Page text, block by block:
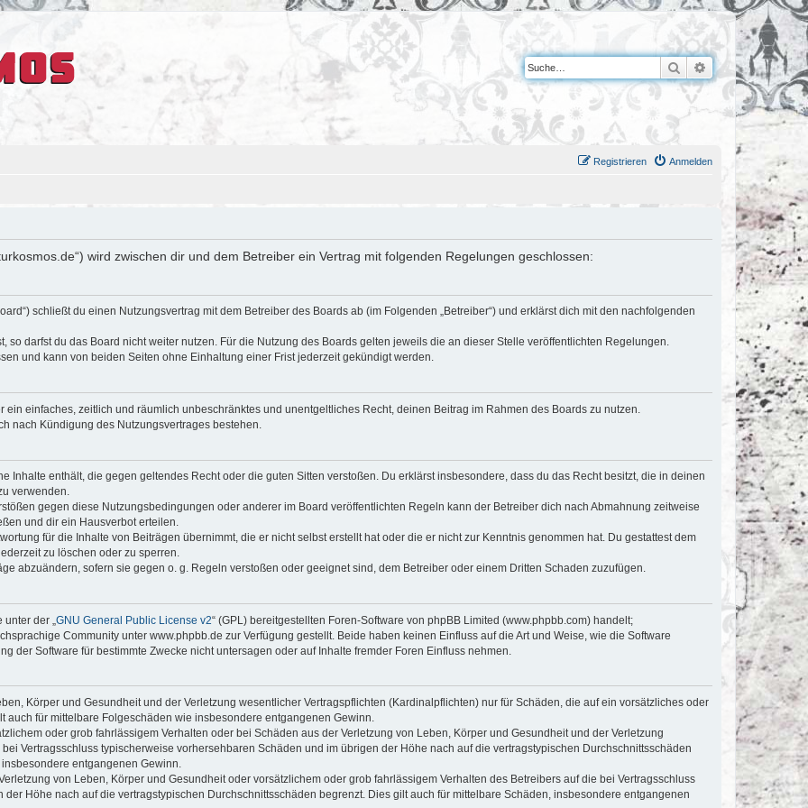
Suche Erweiterte Suche
Anmelden
Registrieren
wird zwischen dir und dem Betreiber ein Vertrag mit folgenden Regelungen geschlossen:
schließt du einen Nutzungsvertrag mit dem Betreiber des Boards ab (im Folgenden „Betreiber“) und erklärst dich mit den nachfolgenden
so darfst du das Board nicht weiter nutzen. Für die Nutzung des Boards gelten jeweils die an dieser Stelle veröffentlichten Regelungen.
und kann von beiden Seiten ohne Einhaltung einer Frist jederzeit gekündigt werden.
einfaches, zeitlich und räumlich unbeschränktes und unentgeltliches Recht, deinen Beitrag im Rahmen des Boards zu nutzen.
nach Kündigung des Nutzungsvertrages bestehen.
Inhalte enthält, die gegen geltendes Recht oder die guten Sitten verstoßen. Du erklärst insbesondere, dass du das Recht besitzt, die in deinen
verwenden.
gegen diese Nutzungsbedingungen oder anderer im Board veröffentlichten Regeln kann der Betreiber dich nach Abmahnung zeitweise
und dir ein Hausverbot erteilen.
für die Inhalte von Beiträgen übernimmt, die er nicht selbst erstellt hat oder die er nicht zur Kenntnis genommen hat. Du gestattest dem
zu löschen oder zu sperren.
abzuändern, sofern sie gegen o. g. Regeln verstoßen oder geeignet sind, dem Betreiber oder einem Dritten Schaden zuzufügen.
der „ GNU General Public License v2“ (GPL) bereitgestellten Foren-Software von phpBB Limited (www.phpbb.com) handelt;
Community unter www.phpbb.de zur Verfügung gestellt. Beide haben keinen Einfluss auf die Art und Weise, wie die Software
der Software für bestimmte Zwecke nicht untersagen oder auf Inhalte fremder Foren Einfluss nehmen.
Körper und Gesundheit und der Verletzung wesentlicher Vertragspflichten (Kardinalpflichten) nur für Schäden, die auf ein vorsätzliches oder
auch für mittelbare Folgeschäden wie insbesondere entgangenen Gewinn.
oder grob fahrlässigem Verhalten oder bei Schäden aus der Verletzung von Leben, Körper und Gesundheit und der Verletzung
Vertragsschluss typischerweise vorhersehbaren Schäden und im übrigen der Höhe nach auf die vertragstypischen Durchschnittsschäden
entgangenen Gewinn.
von Leben, Körper und Gesundheit oder vorsätzlichem oder grob fahrlässigem Verhalten des Betreibers auf die bei Vertragsschluss
Höhe nach auf die vertragstypischen Durchschnittsschäden begrenzt. Dies gilt auch für mittelbare Schäden, insbesondere entgangenen